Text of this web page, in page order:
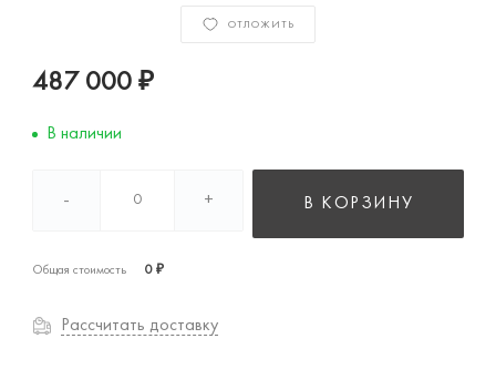
ОТЛОЖИТЬ
487 000 ₽
В наличии
- + В КОРЗИНУ
Общая стоимость 0 ₽
Рассчитать доставку